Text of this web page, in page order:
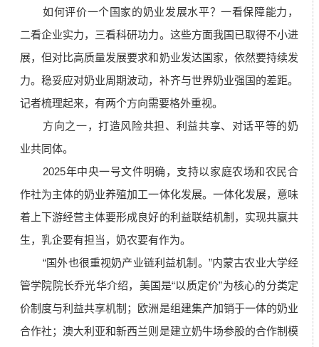
如何评价一个国家的奶业发展水平？一看保障能力，
二看企业实力，三看科研功力。这些方面我国已取得不小进
展，但对比高质量发展要求和奶业发达国家，依然要持续发
力。稳妥应对奶业周期波动，补齐与世界奶业强国的差距。
记者梳理起来，有两个方向需要格外重视。
方向之一，打造风险共担、利益共享、对话平等的奶
业共同体。
2025年中央一号文件明确，支持以家庭农场和农民合
作社为主体的奶业养殖加工一体化发展。一体化发展，意味
着上下游经营主体要形成良好的利益联结机制，实现共赢共
生，乳企要有担当，奶农要有作为。
“国外也很重视奶产业链利益机制。”内蒙古农业大学经
管学院院长乔光华介绍，美国是“以质定价”为核心的分类定
价制度与利益共享机制；欧洲是组建集产加销于一体的奶业
合作社；澳大利亚和新西兰则是建立奶牛场参股的合作制模